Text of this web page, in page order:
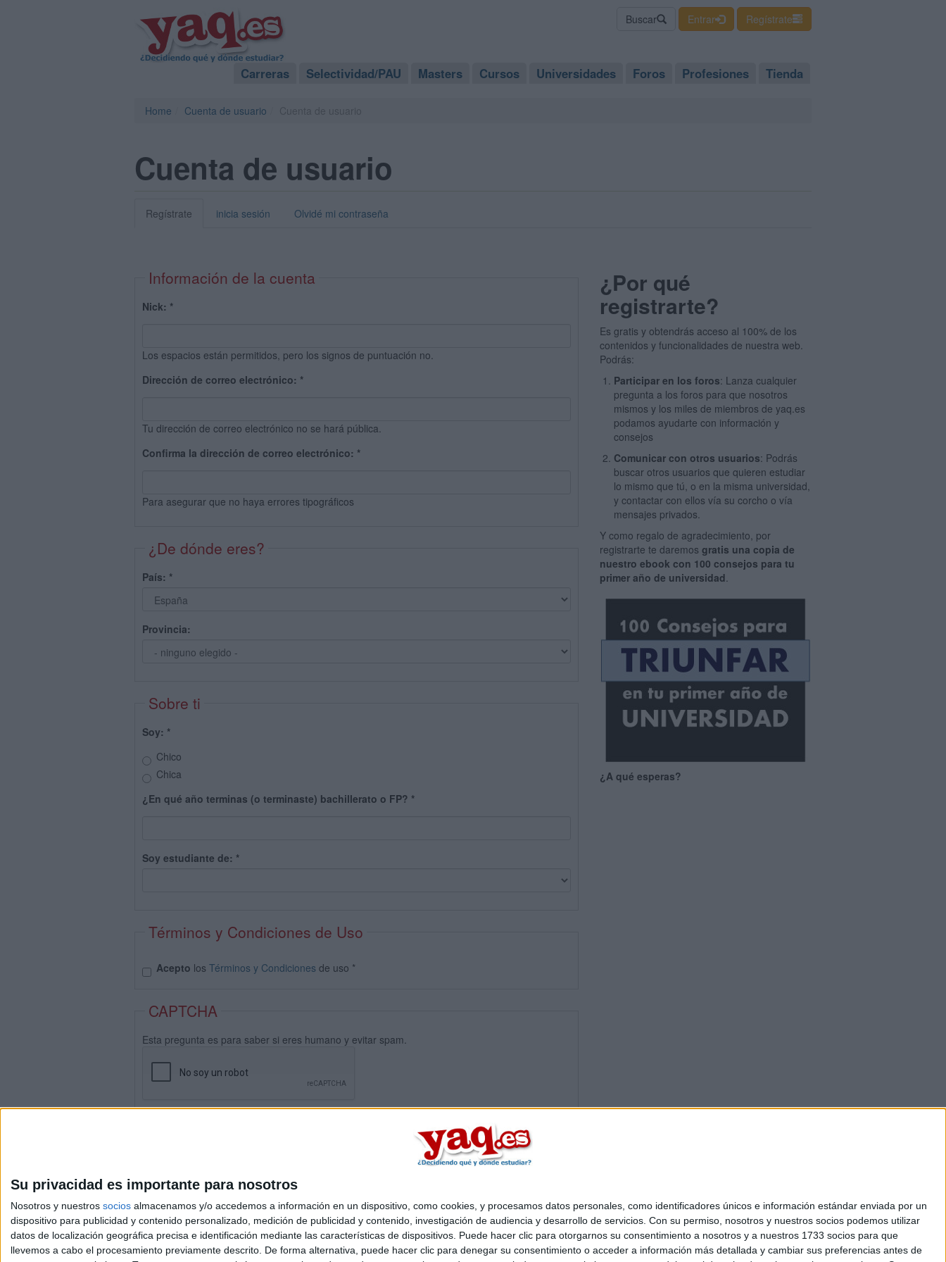
Su privacidad es importante para nosotros
Nosotros y nuestros socios almacenamos y/o accedemos a información en un dispositivo, como cookies, y procesamos datos personales, como identificadores únicos e información estándar enviada por un
dispositivo para publicidad y contenido personalizado, medición de publicidad y contenido, investigación de audiencia y desarrollo de servicios. Con su permiso, nosotros y nuestros socios podemos utilizar
datos de localización geográfica precisa e identificación mediante las características de dispositivos. Puede hacer clic para otorgarnos su consentimiento a nosotros y a nuestros 1733 socios para que
llevemos a cabo el procesamiento previamente descrito. De forma alternativa, puede hacer clic para denegar su consentimiento o acceder a información más detallada y cambiar sus preferencias antes de
Buscar Entrar Regístrate
Carreras Selectividad/PAU Masters Cursos Universidades Foros Profesiones Tienda
Home Cuenta de usuario
Cuenta de usuario
Regístrate inicia sesión Olvidé mi contraseña
Información de la cuenta
Nick: *
Los espacios están permitidos, pero los signos de puntuación no.
Dirección de correo electrónico: *
Tu dirección de correo electrónico no se hará pública.
Confirma la dirección de correo electrónico: *
Para asegurar que no haya errores tipográficos
¿De dónde eres?
País: *
Provincia:
Sobre ti
Soy: *
Chico
Chica
¿En qué año terminas (o terminaste) bachillerato o FP? *
Soy estudiante de: *
Términos y Condiciones de Uso
Acepto los Términos y Condiciones de uso *
CAPTCHA
Esta pregunta es para saber si eres humano y evitar spam.
¿Por qué
registrarte?
Es gratis y obtendrás acceso al 100% de los
contenidos y funcionalidades de nuestra web.
Podrás:
Participar en los foros: Lanza cualquier
pregunta a los foros para que nosotros
mismos y los miles de miembros de yaq.es
podamos ayudarte con información y
consejos
Comunicar con otros usuarios: Podrás
buscar otros usuarios que quieren estudiar
lo mismo que tú, o en la misma universidad,
y contactar con ellos vía su corcho o vía
mensajes privados.
Y como regalo de agradecimiento, por
registrarte te daremosgratis una copia de
nuestro ebook con 100 consejos para tu
primer año de universidad.
¿A qué esperas?
Quiénes somos |Contactar| Anúnciate
Aviso legal|Politica de privacidad|Condiciones generales|Política de cookies